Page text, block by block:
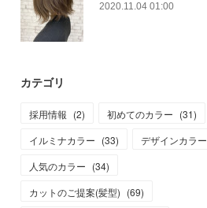
2020.11.04 01:00
カテゴリ
採用情報 (2) 初めてのカラー (31)
イルミナカラー (33) デザインカラー
人気のカラー (34)
カットのご提案(髪型) (69)